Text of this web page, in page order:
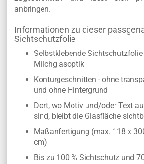
anbringen.
Informationen zu dieser
Sichtschutzfolie
Selbstklebende Sichtschutzfolie
Milchglasoptik
Konturgeschnitten - ohne
und ohne Hintergrund
Dort, wo Motiv und/oder Text
sind, bleibt die Glasfläche
Maßanfertigung (max. 118 x
cm)
Bis zu 100 % Sichtschutz und